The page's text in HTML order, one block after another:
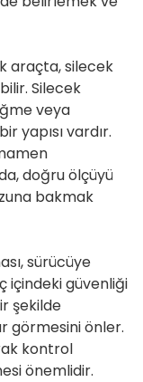
araçta, silecek
Silecek
veya
yapısı vardır.
doğru ölçüyü
bakmak
sürücüye
içindeki güvenliği
şekilde
görmesini önler.
kontrol
önemlidir.